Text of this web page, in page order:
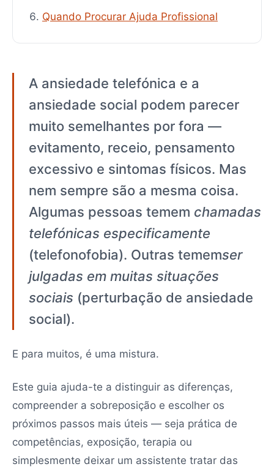
Quando Procurar Ajuda Profissional
A ansiedade telefónica e a
ansiedade social podem parecer
muito semelhantes por fora —
evitamento, receio, pensamento
excessivo e sintomas físicos. Mas
nem sempre são a mesma coisa.
Algumas pessoas temem chamadas
telefónicas especificamente
(telefonofobia). Outras tememser
julgadas em muitas situações
sociais (perturbação de ansiedade
social).
E para muitos, é uma mistura.
Este guia ajuda-te a distinguir as diferenças,
compreender a sobreposição e escolher os
próximos passos mais úteis — seja prática de
competências, exposição, terapia ou
simplesmente deixar um assistente tratar das